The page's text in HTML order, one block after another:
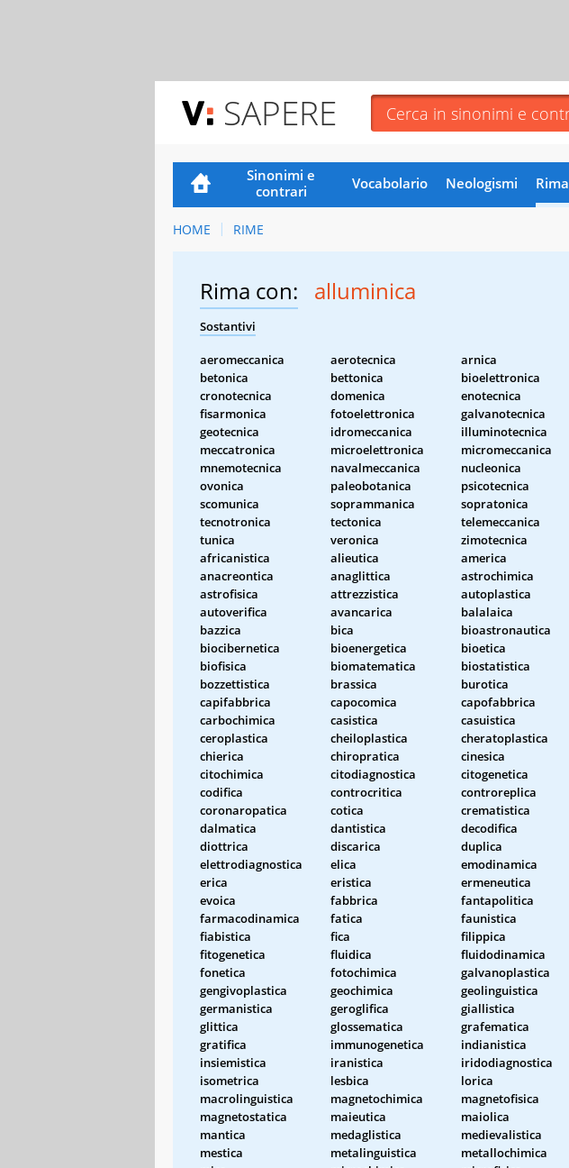
SAPERE
Sinonimi e
contrari
Vocabolario Neologismi
HOME RIME
Rima con: alluminica
Sostantivi
aeromeccanica aerotecnica arnica
betonica
bettonica bioelettronica
cronotecnica
domenica enotecnica
fisarmonica
fotoelettronica galvanotecnica
geotecnica
idromeccanica illuminotecnica
meccatronica
microelettronica micromeccanica
mnemotecnica
navalmeccanica nucleonica
ovonica
paleobotanica psicotecnica
scomunica
soprammanica sopratonica
tecnotronica
tectonica telemeccanica
tunica
veronica zimotecnica
africanistica
alieutica america
anacreontica
anaglittica astrochimica
astrofisica
attrezzistica autoplastica
autoverifica
avancarica balalaica
bazzica
bica bioastronautica
biocibernetica
bioenergetica bioetica
biofisica
biomatematica biostatistica
bozzettistica
brassica burotica
capifabbrica
capocomica capofabbrica
carbochimica
casistica casuistica
ceroplastica
cheiloplastica cheratoplastica
chierica
chiropratica cinesica
citochimica
citodiagnostica citogenetica
codifica
controcritica controreplica
coronaropatica
cotica crematistica
dalmatica
dantistica decodifica
diottrica
discarica duplica
elettrodiagnostica
elica emodinamica
erica
eristica ermeneutica
evoica
fabbrica fantapolitica
farmacodinamica
fatica faunistica
fiabistica
fica filippica
fitogenetica
fluidica fluidodinamica
fonetica
fotochimica galvanoplastica
gengivoplastica
geochimica geolinguistica
germanistica
geroglifica giallistica
glittica
glossematica grafematica
gratifica
immunogenetica indianistica
insiemistica
iranistica iridodiagnostica
isometrica
lesbica lorica
macrolinguistica
magnetochimica magnetofisica
magnetostatica
maieutica maiolica
mantica
medaglistica medievalistica
mestica
metalinguistica metallochimica